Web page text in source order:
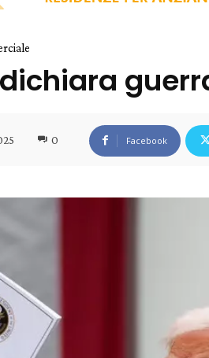
dichiara
0 Facebook